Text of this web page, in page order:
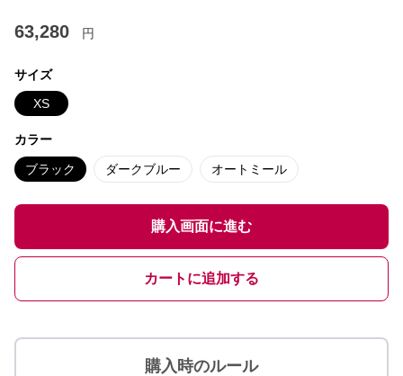
63,280 円
サイズ
XS
カラー
ブラック ダークブルー オートミール
購入画面に進む
カートに追加する
購入時のルール